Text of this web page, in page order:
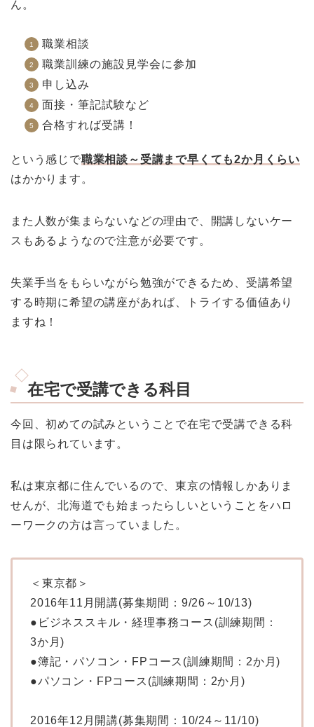
ん。
職業相談
職業訓練の施設見学会に参加
申し込み
面接・筆記試験など
合格すれば受講！
という感じで職業相談～受講まで早くても2か月くらい
はかかります。
また人数が集まらないなどの理由で、開講しないケー
スもあるようなので注意が必要です。
失業手当をもらいながら勉強ができるため、受講希望
する時期に希望の講座があれば、トライする価値あり
ますね！
在宅で受講できる科目
今回、初めての試みということで在宅で受講できる科
目は限られています。
私は東京都に住んでいるので、東京の情報しかありま
せんが、北海道でも始まったらしいということをハロ
ーワークの方は言っていました。
＜東京都＞
2016年11月開講(募集期間：9/26～10/13)
●ビジネススキル・経理事務コース(訓練期間：
3か月)
●簿記・パソコン・FPコース(訓練期間：2か月)
●パソコン・FPコース(訓練期間：2か月)
2016年12月開講(募集期間：10/24～11/10)